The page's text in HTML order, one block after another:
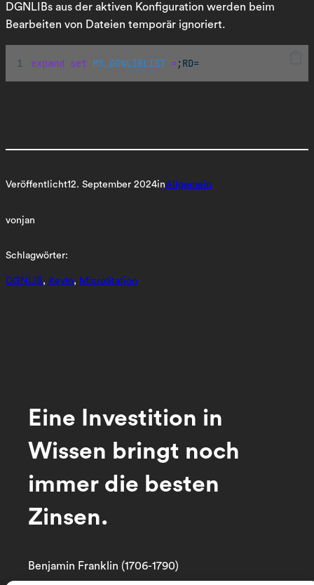
DGNLIBs aus der aktiven Konfiguration werden beim
Bearbeiten von Dateien temporär ignoriert.
expand set MS_DGNLIBLIST = ;RD=
Veröffentlicht12. September 2024inAllgemein
vonjan
Schlagwörter:
DGNLIB, KeyIn, MicroStation
Eine Investition in
Wissen bringt noch
immer die besten
Zinsen.
Benjamin Franklin (1706-1790)